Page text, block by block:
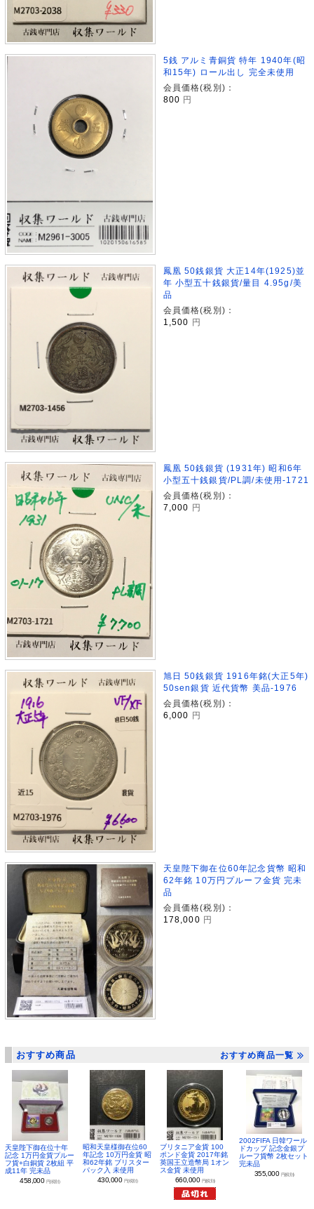
5銭 アルミ青銅貨 特年 1940年(昭
和15年) ロール出し 完全未使用
会員価格(税別)：
800 円
鳳凰 50銭銀貨 大正14年(1925)並
年 小型五十銭銀貨/量目 4.95g/美
品
会員価格(税別)：
1,500 円
鳳凰 50銭銀貨 (1931年) 昭和6年
小型五十銭銀貨/PL調/未使用-1721
会員価格(税別)：
7,000 円
旭日 50銭銀貨 1916年銘(大正5年)
50sen銀貨 近代貨幣 美品-1976
会員価格(税別)：
6,000 円
天皇陛下御在位60年記念貨幣 昭和
62年銘 10万円プルーフ金貨 完未
品
会員価格(税別)：
178,000 円
おすすめ商品 おすすめ商品一覧
天皇陛下御在位十年
記念 1万円金貨プルー
フ貨+白銅貨 2枚組 平
成11年 完未品
458,000 円(税別)
昭和天皇様御在位60
年記念 10万円金貨 昭
和62年銘 ブリスター
パック入 未使用
430,000 円(税別)
ブリタニア金貨 100
ポンド金貨 2017年銘
英国王立造幣局 1オン
ス金貨 未使用
660,000 円(税別)
2002FIFA 日韓ワール
ドカップ 記念金銀プ
ルーフ貨幣 2枚セット
完未品
355,000 円(税別)